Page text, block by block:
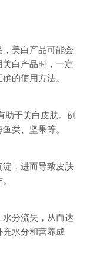
美白产品可能会
白产品时，一定
的使用方法。
助于美白皮肤。例
类、坚果等。
淀，进而导致皮肤
分流失，从而达
充水分和营养成